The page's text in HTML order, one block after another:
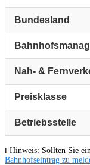
Bundesland
Nah- &
Preisklasse
Betriebsstelle
ℹ️ Hinweis: Sollten Sie
Bahnhofseintrag zu